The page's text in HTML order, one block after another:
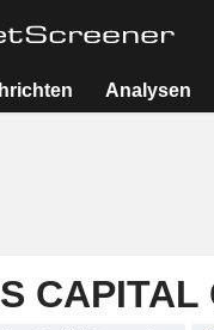
Analysen
CAPITAL